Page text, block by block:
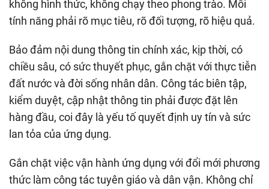
không hình thức, không chạy theo phong trào. Mỗi
tính năng phải rõ mục tiêu, rõ đối tượng, rõ hiệu quả.
Bảo đảm nội dung thông tin chính xác, kịp thời, có
chiều sâu, có sức thuyết phục, gắn chặt với thực tiễn
đất nước và đời sống nhân dân. Công tác biên tập,
kiểm duyệt, cập nhật thông tin phải được đặt lên
hàng đầu, coi đây là yếu tố quyết định uy tín và sức
lan tỏa của ứng dụng.
Gắn chặt việc vận hành ứng dụng với đổi mới phương
thức làm công tác tuyên giáo và dân vận. Không chỉ